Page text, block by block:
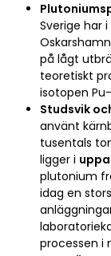
Sverige har
på lågt
teoretiskt
isotopen
Studsvik
använt
tusentals
ligger i
plutonium
idag en
processen i